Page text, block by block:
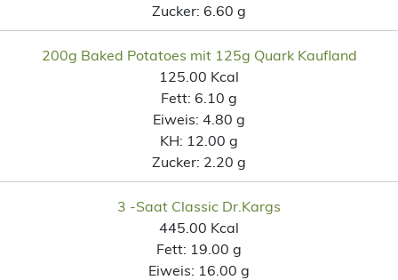
Zucker: 6.60 g
200g Baked Potatoes mit 125g Quark Kaufland
125.00 Kcal
Fett: 6.10 g
Eiweis: 4.80 g
KH: 12.00 g
Zucker: 2.20 g
3 -Saat Classic Dr.Kargs
445.00 Kcal
Fett: 19.00 g
Eiweis: 16.00 g